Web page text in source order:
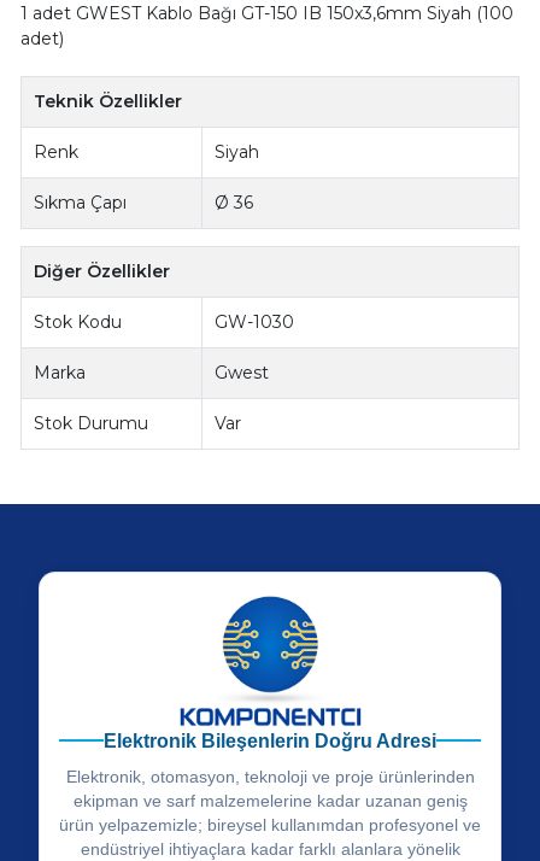
1 adet GWEST Kablo Bağı GT-150 IB 150x3,6mm Siyah (100
adet)
Teknik Özellikler
Renk Siyah
Sıkma Çapı Ø 36
Diğer Özellikler
Stok Kodu GW-1030
Marka Gwest
Stok Durumu Var
Elektronik Bileşenlerin Doğru Adresi
Elektronik, otomasyon, teknoloji ve proje ürünlerinden
ekipman ve sarf malzemelerine kadar uzanan geniş
ürün yelpazemizle; bireysel kullanımdan profesyonel ve
endüstriyel ihtiyaçlara kadar farklı alanlara yönelik